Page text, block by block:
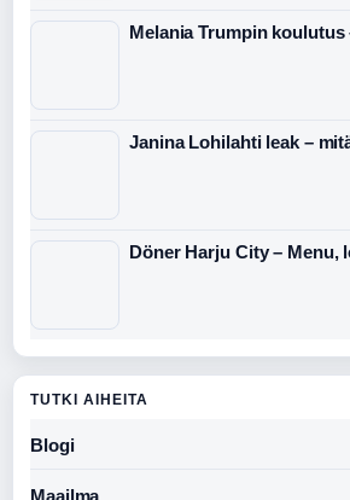
Melania Trumpin
Janina Lohilahti leak –
Döner Harju City – Menu,
TUTKI AIHEITA
Blogi
Maailma